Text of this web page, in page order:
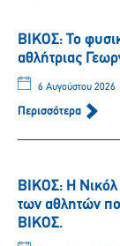
ΒΙΚΟΣ: Το
αθλήτριας
6 Αυγούστου 2026
Περισσότερα
ΒΙΚΟΣ: Η Νικόλ
των αθλητών
ΒΙΚΟΣ.